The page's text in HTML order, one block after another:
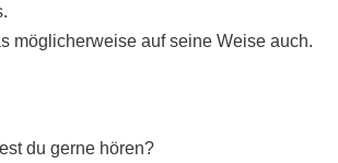
möglicherweise auf seine Weise auch.
du gerne hören?